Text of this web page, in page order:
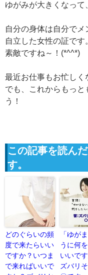
ゆがみが大きくなっ
自分の身体は自分でメ
自立した女性の証です
素敵ですね～！(*^^*)
最近お仕事もお忙しく
でも、これからもっと
う！
この記事を読ん
す。
どのぐらいの頻
度で来たらいい
ですか？いつま
で来ればいいで
「ゆが
うに何
いいです
ズバリ